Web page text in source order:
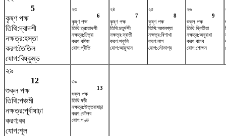
5
কৃষ্ণ পক্ষ
তিথি:দ্বাদশী
নক্ষত্র:হস্তা
করণ:তৈতিল
যোগ:বিষ্কুম্ভ
২৩
6
কৃষ্ণ পক্ষ
তিথি:ত্রয়োদশী
নক্ষত্র:চিত্রা
করণ:বণিজ
যোগ:প্রীতি
২৪
7
কৃষ্ণ পক্ষ
তিথি:চতুর্দশী
নক্ষত্র:স্বাতী
করণ:শকুনি
যোগ:আয়ুষ্মান
২৫
8
কৃষ্ণ পক্ষ
তিথি:অমাবশ্যা
নক্ষত্র:বিশাখা
করণ:নাগ
যোগ:সৌভাগ্য
২৬
9
শুক্ল পক্ষ
তিথি:দ্বিতীয়া
নক্ষত্র:অনুরাধা
করণ:বালব
যোগ:শোভন
২৯
12
শুক্ল পক্ষ
তিথি:পঞ্চমী
নক্ষত্র:পূর্বাষাঢ়া
করণ:বব
যোগ:শূল
৩০
13
শুক্ল পক্ষ
তিথি:ষষ্ঠী
নক্ষত্র:উত্তরাষাঢ়া
করণ:কৌলব
যোগ:গণ্ড